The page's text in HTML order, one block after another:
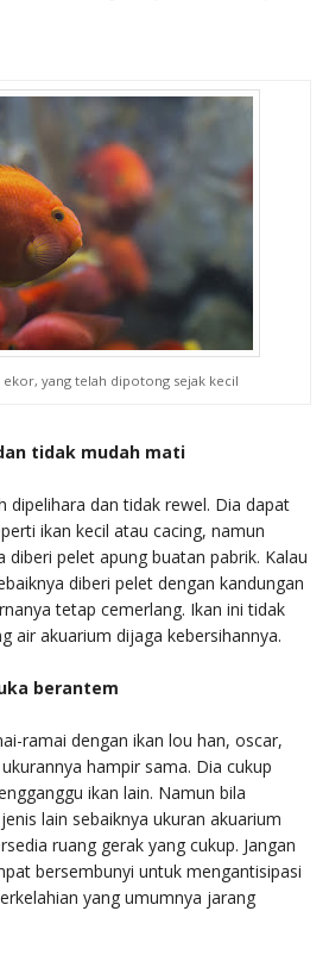
yang telah dipotong sejak kecil
tidak mudah mati
dipelihara dan tidak rewel. Dia dapat
ikan kecil atau cacing, namun
diberi pelet apung buatan pabrik. Kalau
diberi pelet dengan kandungan
tetap cemerlang. Ikan ini tidak
air akuarium dijaga kebersihannya.
berantem
ramai dengan ikan lou han, oscar,
hampir sama. Dia cukup
ikan lain. Namun bila
lain sebaiknya ukuran akuarium
ruang gerak yang cukup. Jangan
bersembunyi untuk mengantisipasi
yang umumnya jarang